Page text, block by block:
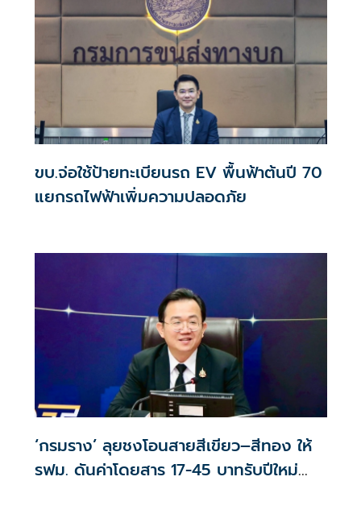
ขบ.จ่อใช้ป้ายทะเบียนรถ EV พื้นฟ้าต้นปี 70
แยกรถไฟฟ้าเพิ่มความปลอดภัย
‘กรมราง’ ลุยชงโอนสายสีเขียว–สีทอง ให้
รฟม. ดันค่าโดยสาร 17-45 บาทรับปีใหม่